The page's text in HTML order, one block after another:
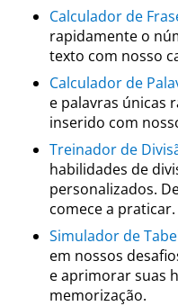
Calculador de
rapidamente o
texto com nosso
Calculador de
e palavras únicas
inserido com
Treinador de
habilidades de
personalizados.
comece a praticar.
Simulador de
em nossos
e aprimorar suas
memorização.